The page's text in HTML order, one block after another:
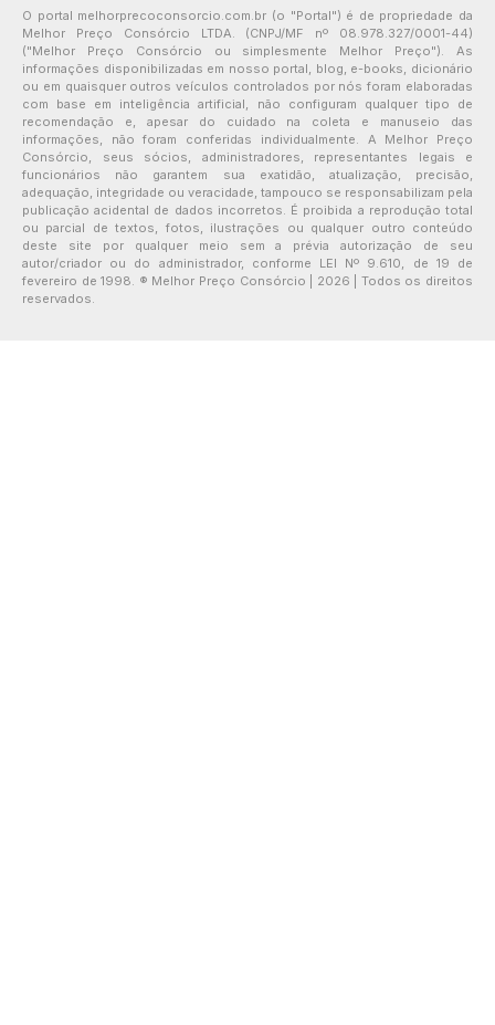
O portal melhorprecoconsorcio.com.br (o "Portal") é de propriedade da
Melhor Preço Consórcio LTDA. (CNPJ/MF nº 08.978.327/0001-44)
("Melhor Preço Consórcio ou simplesmente Melhor Preço"). As
informações disponibilizadas em nosso portal, blog, e-books, dicionário
ou em quaisquer outros veículos controlados por nós foram elaboradas
com base em inteligência artificial, não configuram qualquer tipo de
recomendação e, apesar do cuidado na coleta e manuseio das
informações, não foram conferidas individualmente. A Melhor Preço
Consórcio, seus sócios, administradores, representantes legais e
funcionários não garantem sua exatidão, atualização, precisão,
adequação, integridade ou veracidade, tampouco se responsabilizam pela
publicação acidental de dados incorretos. É proibida a reprodução total
ou parcial de textos, fotos, ilustrações ou qualquer outro conteúdo
deste site por qualquer meio sem a prévia autorização de seu
autor/criador ou do administrador, conforme LEI Nº 9.610, de 19 de
fevereiro de 1998. ® Melhor Preço Consórcio | 2026 | Todos os direitos
reservados.